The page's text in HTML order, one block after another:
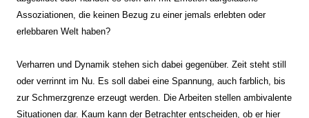
Assoziationen, die keinen Bezug zu einer jemals erlebten oder
erlebbaren Welt haben?
Verharren und Dynamik stehen sich dabei gegenüber. Zeit steht still
oder verrinnt im Nu. Es soll dabei eine Spannung, auch farblich, bis
zur Schmerzgrenze erzeugt werden. Die Arbeiten stellen ambivalente
Situationen dar. Kaum kann der Betrachter entscheiden, ob er hier